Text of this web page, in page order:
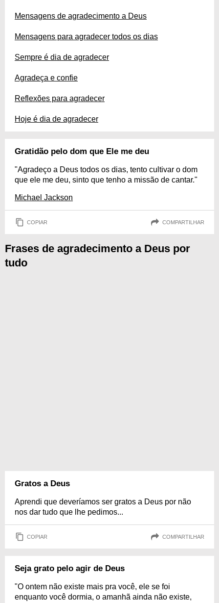
Mensagens de agradecimento a Deus
Mensagens para agradecer todos os dias
Sempre é dia de agradecer
Agradeça e confie
Reflexões para agradecer
Hoje é dia de agradecer
Gratidão pelo dom que Ele me deu
"Agradeço a Deus todos os dias, tento cultivar o dom
que ele me deu, sinto que tenho a missão de cantar."
Michael Jackson
COPIAR COMPARTILHAR
Frases de agradecimento a Deus por
tudo
Gratos a Deus
Aprendi que deveríamos ser gratos a Deus por não
nos dar tudo que lhe pedimos...
COPIAR COMPARTILHAR
Seja grato pelo agir de Deus
"O ontem não existe mais pra você, ele se foi
enquanto você dormia, o amanhã ainda não existe,